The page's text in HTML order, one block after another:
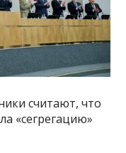
считают, что
«сегрегацию»